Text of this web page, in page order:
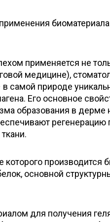
применяется не
медицине),
в самой природе
Его основное
образования в
регенерацию
которого
основной
для получения